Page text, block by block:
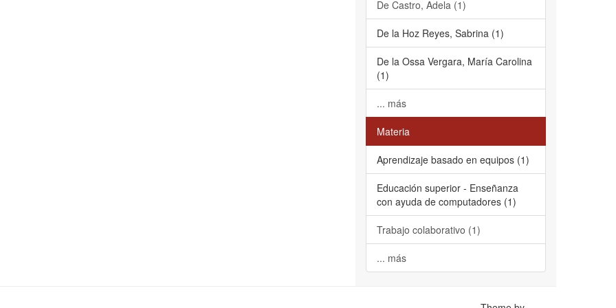
De Castro, Adela (1)
De la Hoz Reyes, Sabrina (1)
De la Ossa Vergara, María Carolina
(1)
... más
Materia
Aprendizaje basado en equipos (1)
Educación superior - Enseñanza
con ayuda de computadores (1)
Trabajo colaborativo (1)
... más